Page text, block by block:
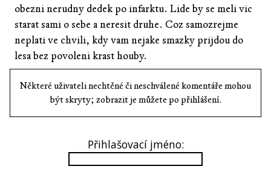
obezni nerudny dedek po infarktu. Lide by se meli vic
starat sami o sebe a neresit druhe. Coz samozrejme
neplati ve chvili, kdy vam nejake smazky prijdou do
lesa bez povoleni krast houby.
Některé uživateli nechtěné či neschválené komentáře mohou
být skryty; zobrazit je můžete po přihlášení.
Přihlašovací jméno: